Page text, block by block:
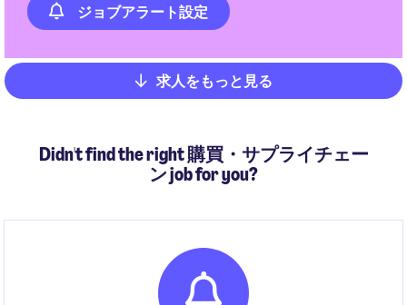
ジョブアラート設定
Pagination
求人をもっと見る
Didn't find the right 購買・サプライチェー
ン job for you?